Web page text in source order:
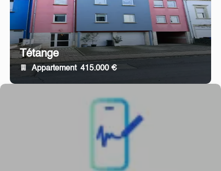
Tétange
Appartement 415.000 €